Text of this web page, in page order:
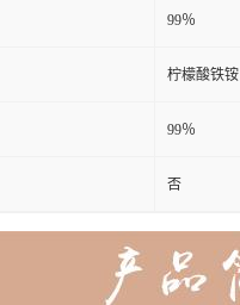
99％
柠檬酸铁铵
99％
否